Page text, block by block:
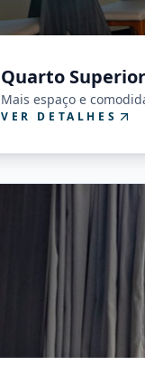
Quarto Superior
Mais espaço e
VER DETALHES